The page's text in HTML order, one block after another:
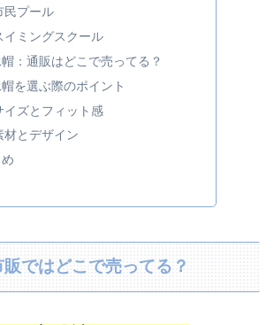
民プール
イミングスクール
：通販はどこで売ってる？
を選ぶ際のポイント
イズとフィット感
材とデザイン
ではどこで売ってる？